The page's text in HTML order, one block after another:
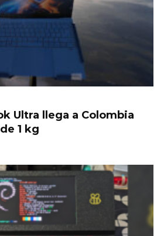
Ultra llega a Colombia
1 kg